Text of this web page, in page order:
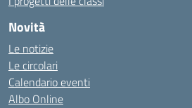
Novità
Le notizie
Le circolari
Calendario eventi
Albo Online